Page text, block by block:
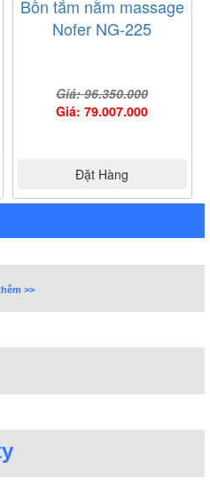
Bồn tắm nằm massage
Nofer NG-225
Giá: 96.350.000
Giá: 79.007.000
Đặt Hàng
>>